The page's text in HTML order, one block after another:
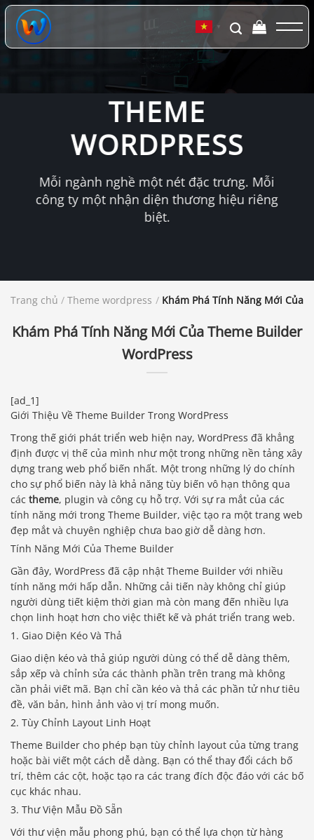
Chuyển
đến
dung
▼
THEME
WORDPRESS
Mỗi ngành nghề một nét đặc trưng. Mỗi
công ty một nhận diện thương hiệu riêng
biệt.
Trang chủ / Theme wordpress / Khám Phá Tính Năng Mới Của
Khám Phá Tính Năng Mới Của Theme Builder
WordPress
[ad_1]
Giới Thiệu Về Theme Builder Trong WordPress
Trong thế giới phát triển web hiện nay, WordPress đã khẳng
định được vị thế của mình như một trong những nền tảng xây
dựng trang web phổ biến nhất. Một trong những lý do chính
cho sự phổ biến này là khả năng tùy biến vô hạn thông qua
các theme, plugin và công cụ hỗ trợ. Với sự ra mắt của các
tính năng mới trong Theme Builder, việc tạo ra một trang web
đẹp mắt và chuyên nghiệp chưa bao giờ dễ dàng hơn.
Tính Năng Mới Của Theme Builder
Gần đây, WordPress đã cập nhật Theme Builder với nhiều
tính năng mới hấp dẫn. Những cải tiến này không chỉ giúp
người dùng tiết kiệm thời gian mà còn mang đến nhiều lựa
chọn linh hoạt hơn cho việc thiết kế và phát triển trang web.
1. Giao Diện Kéo Và Thả
Giao diện kéo và thả giúp người dùng có thể dễ dàng thêm,
sắp xếp và chỉnh sửa các thành phần trên trang mà không
cần phải viết mã. Bạn chỉ cần kéo và thả các phần tử như tiêu
đề, văn bản, hình ảnh vào vị trí mong muốn.
2. Tùy Chỉnh Layout Linh Hoạt
Theme Builder cho phép bạn tùy chỉnh layout của từng trang
hoặc bài viết một cách dễ dàng. Bạn có thể thay đổi cách bố
trí, thêm các cột, hoặc tạo ra các trang đích độc đáo với các bố
cục khác nhau.
3. Thư Viện Mẫu Đồ Sẵn
Với thư viện mẫu phong phú, bạn có thể lựa chọn từ hàng